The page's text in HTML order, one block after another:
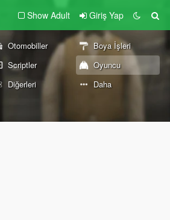
Show Adult Giriş Yap
Otomobiller
Boya İşleri
Scriptler
Oyuncu
Diğerleri Daha